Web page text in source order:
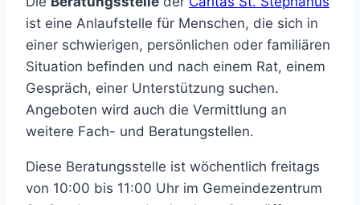
ist eine Anlaufstelle für Menschen, die sich in
einer schwierigen, persönlichen oder familiären
Situation befinden und nach einem Rat, einem
Gespräch, einer Unterstützung suchen.
Angeboten wird auch die Vermittlung an
weitere Fach- und Beratungstellen.
Diese Beratungsstelle ist wöchentlich freitags
von 10:00 bis 11:00 Uhr im Gemeindezentrum